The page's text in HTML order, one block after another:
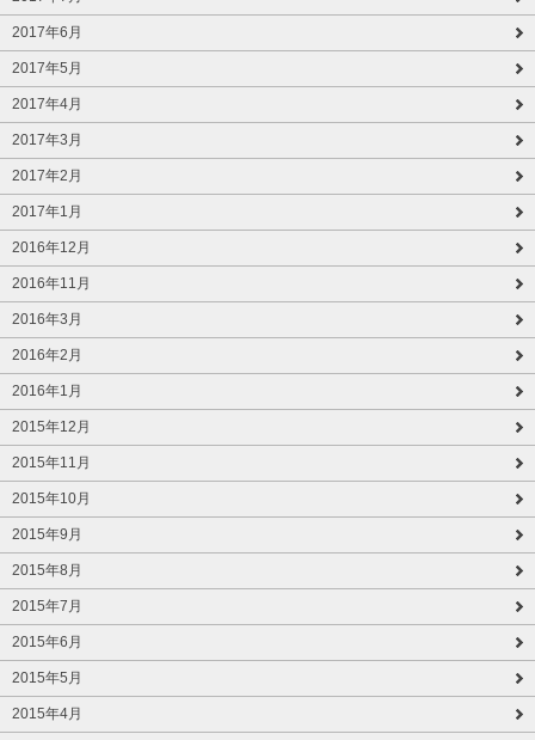
2017年6月
2017年5月
2017年4月
2017年3月
2017年2月
2017年1月
2016年12月
2016年11月
2016年3月
2016年2月
2016年1月
2015年12月
2015年11月
2015年10月
2015年9月
2015年8月
2015年7月
2015年6月
2015年5月
2015年4月